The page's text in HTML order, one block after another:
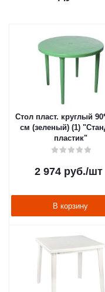
Стол пласт. круглый
см (зеленый) (1)
пластик"
2 974руб./шт
В корзину